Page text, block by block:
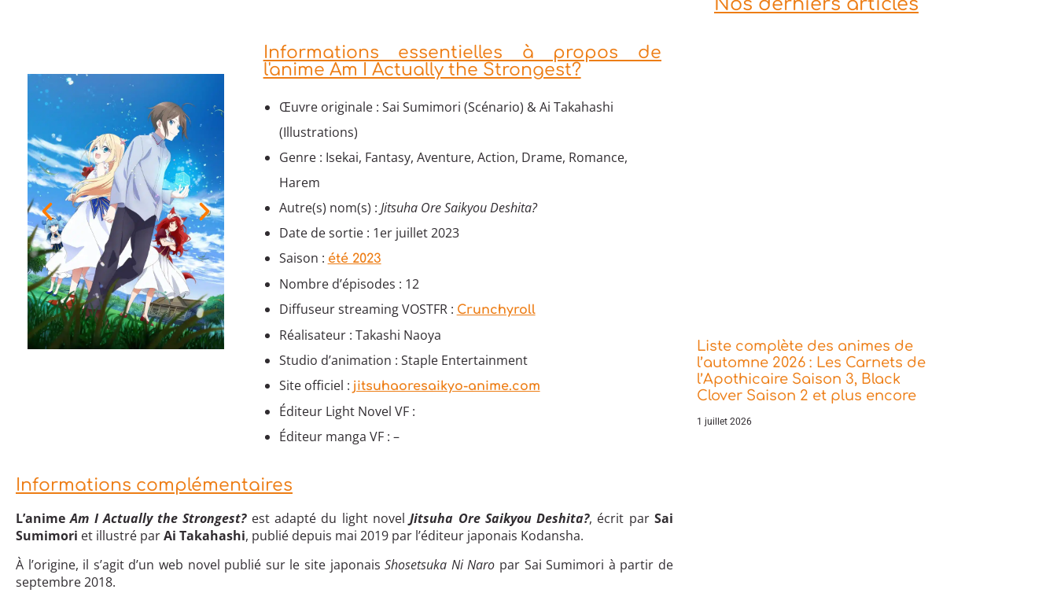
Informations essentielles à propos de
l'anime Am I Actually the Strongest?
Œuvre originale : Sai Sumimori (Scénario) & Ai Takahashi
(Illustrations)
Genre : Isekai, Fantasy, Aventure, Action, Drame, Romance,
Harem
Autre(s) nom(s) : Jitsuha Ore Saikyou Deshita?
Date de sortie : 1er juillet 2023
Saison : été 2023
Nombre d’épisodes : 12
Diffuseur streaming VOSTFR : Crunchyroll
Réalisateur : Takashi Naoya
Studio d’animation : Staple Entertainment
Site officiel : jitsuhaoresaikyo-anime.com
Éditeur Light Novel VF :
Éditeur manga VF : –
Informations complémentaires
L’animeAm I Actually the Strongest?est adapté du light novelJitsuha Ore Saikyou Deshita?, écrit parSai
Sumimori et illustré parAi Takahashi, publié depuis mai 2019 par l’éditeur japonais Kodansha.
À l’origine, il s’agit d’un web novel publié sur le site japonaisShosetsuka Ni Naro par Sai Sumimori à partir de
septembre 2018.
Nos derniers articles
Liste complète des animes de
l’automne 2026 : Les Carnets de
l’Apothicaire Saison 3, Black
Clover Saison 2 et plus encore
1 juillet 2026